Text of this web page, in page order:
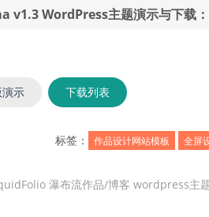
v1.3 WordPress主题演示与下载：
示 下载列表
标签： 作品设计网站模板 全屏
瀑布流作品/博客 wordpress主